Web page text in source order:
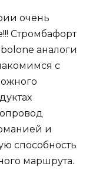
очень
Стромбафорт
аналоги
с
и
способность
маршрута.